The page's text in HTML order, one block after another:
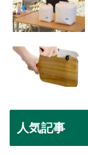
人気記事